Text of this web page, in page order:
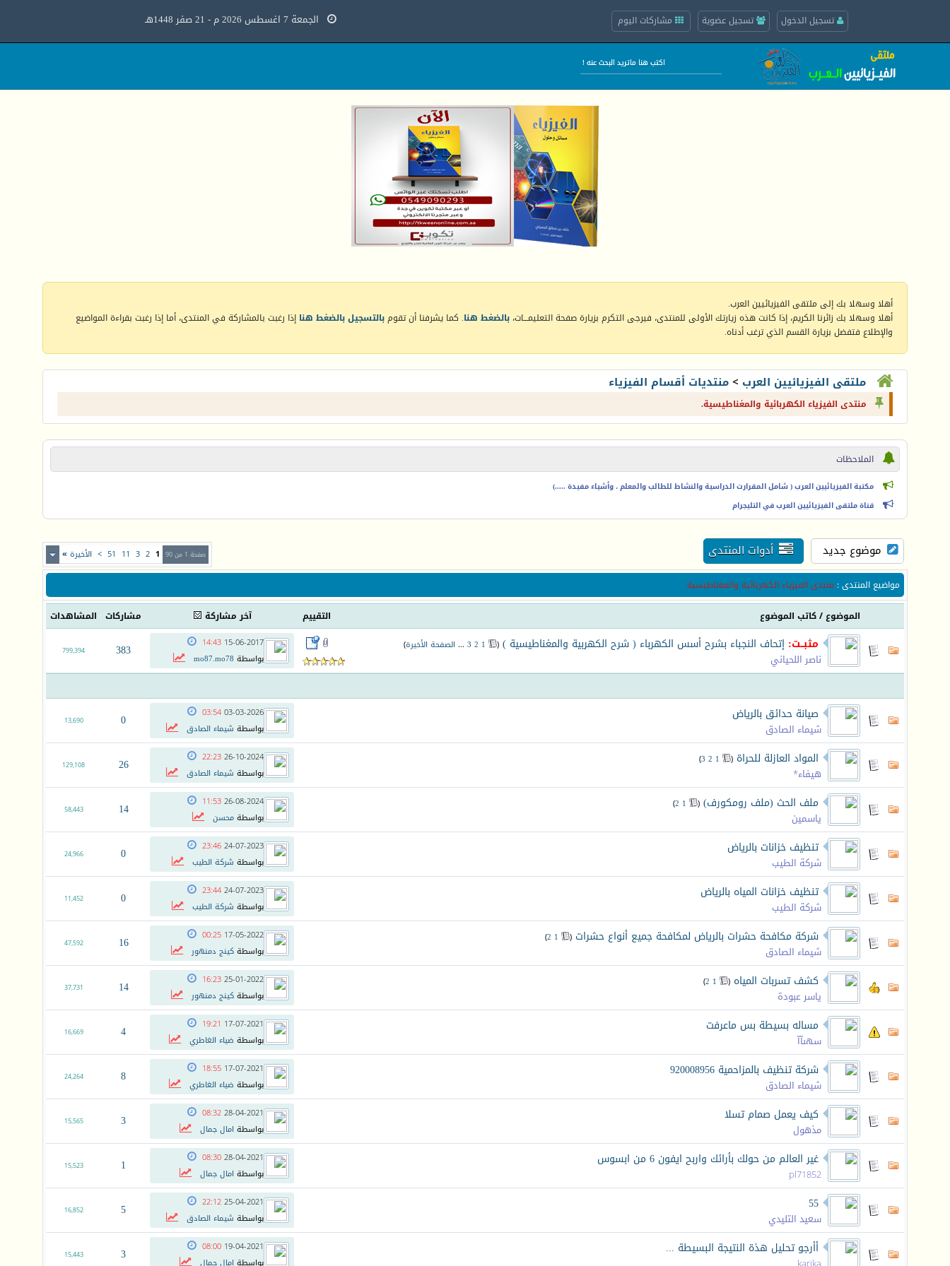
تسجيل الدخول تسجيل عضوية مشاركات اليوم الجمعة 7 اغسطس 2026 م - 21 صفر 1448هـ
أهلا وسهلا بك إلى ملتقى الفيزيائيين العرب.
أهلا وسهلا بك زائرنا الكريم، إذا كانت هذه زيارتك الأولى للمنتدى، فيرجى التكرم بزيارة صفحة التعليمـــات، بالضغط هنا. كما يشرفنا أن تقومبالتسجيل بالضغط هنا إذا رغبت بالمشاركة في المنتدى، أما إذا رغبت بقراءة المواضيع
والإطلاع فتفضل بزيارة القسم الذي ترغب أدناه.
ملتقى الفيزيائيين العرب >منتديات أقسام الفيزياء
منتدى الفيزياء الكهربائية والمغناطيسية.
الملاحظات
مكتبة الفيزيائيين العرب ( شامل المقرارت الدراسية والنشاط للطالب والمعلم ، وأشياء مفيدة .....)
قناة ملتقى الفيزيائيين العرب في التليجرام
موضوع جديد أدوات المنتدى صفحة 1 من 90 1
2
3
11
51
> الأخيرة »
مواضيع المنتدى: منتدى الفيزياء الكهربائية والمغناطيسية.
التقييم
الموضوع/كاتب الموضوع آخر مشاركة مشاركات المشاهدات
مثبــت: إتحاف النجباء بشرح أسس الكهرباء ( شرح الكهربية والمغناطيسية ) (
1
2
3
... الصفحة الأخيرة)
ناصر اللحياني
15-06-2017
14:43
بواسطة mo87.mo78
383
799,394
صيانة حدائق بالرياض
شيماء الصادق
03-03-2026
03:54
بواسطة شيماء الصادق 0
13,690
المواد العازلة للحراة (
1
2
3
)
هيفاء*
26-10-2024
22:23
بواسطة شيماء الصادق 26
129,108
ملف الحث (ملف رومكورف) (
1
2
)
ياسمين
26-08-2024
11:53
بواسطةمحسن 14
58,443
تنظيف خزانات بالرياض
شركة الطيب
24-07-2023
23:46
بواسطة شركة الطيب 0
24,966
تنظيف خزانات المياه بالرياض
شركة الطيب
24-07-2023
23:44
بواسطة شركة الطيب 0
11,452
شركة مكافحة حشرات بالرياض لمكافحة جميع أنواع حشرات (
1
2
)
شيماء الصادق
17-05-2022
00:25
بواسطةكينج دمنهور 16
47,592
كشف تسربات المياه (
1
2
)
ياسر عبودة
25-01-2022
16:23
بواسطةكينج دمنهور 14
37,731
مساله بسيطة بس ماعرفت
سهىآآ
17-07-2021
19:21
بواسطة ضياء الغاطري 4
16,669
شركة تنظيف بالمزاحمية 920008956
شيماء الصادق
17-07-2021
18:55
بواسطة ضياء الغاطري 8
24,264
كيف يعمل صمام تسلا
مذهول
28-04-2021
08:32
بواسطة امال جمال 3
15,565
غير العالم من حولك بأرائك واربح ايفون 6 من ابسوس
pl71852
28-04-2021
08:30
بواسطة امال جمال 1
15,523
55
سعيد التليدي
25-04-2021
22:12
بواسطة شيماء الصادق 5
16,852
أأرجو تحليل هذة النتيجة البسيطة ... 19-04-2021
08:00
بواسطة امال جمال 3
15,443